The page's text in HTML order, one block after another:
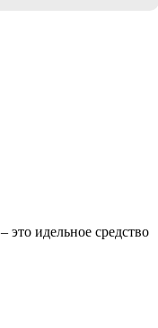
это идельное средство